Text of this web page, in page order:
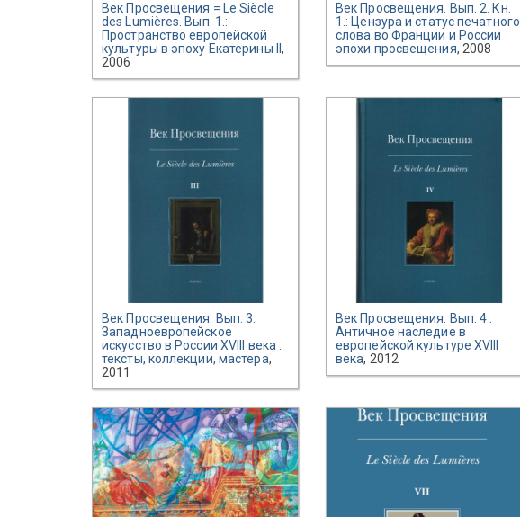
Век Просвещения = Le Siècle
des Lumières. Вып. 1.:
Пространство европейской
культуры в эпоху Екатерины II ,
2006
Век Просвещения. Вып. 2. Кн.
1.: Цензура и статус печатного
слова во Франции и России
эпохи просвещения, 2008
Век Просвещения. Вып. 3:
Западноевропейское
искусство в России XVIII века :
тексты, коллекции, мастера,
2011
Век Просвещения. Вып. 4 :
Античное наследие в
европейской культуре XVIII
века, 2012